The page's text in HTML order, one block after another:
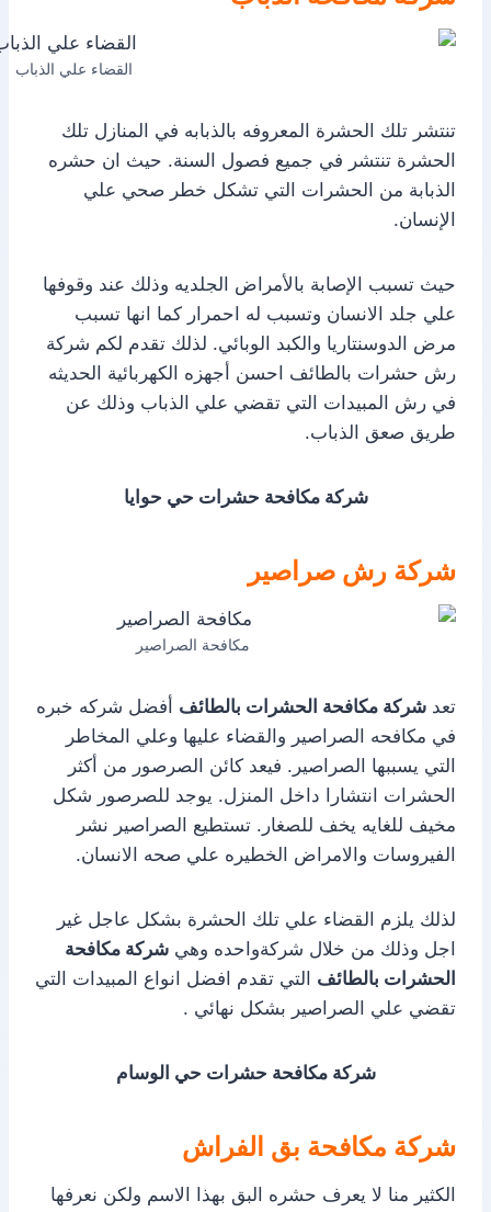
القضاء علي الذباب
تنتشر تلك الحشرة المعروفه بالذبابه في المنازل تلك
الحشرة تنتشر في جميع فصول السنة. حيث ان حشره
الذبابة من الحشرات التي تشكل خطر صحي علي
الإنسان.
حيث تسبب الإصابة بالأمراض الجلديه وذلك عند وقوفها
علي جلد الانسان وتسبب له احمرار كما انها تسبب
مرض الدوسنتاريا والكبد الوبائي. لذلك تقدم لكم شركة
رش حشرات بالطائف احسن أجهزه الكهربائية الحديثه
في رش المبيدات التي تقضي علي الذباب وذلك عن
طريق صعق الذباب.
شركة مكافحة حشرات حي حوايا
شركة رش صراصير
مكافحة الصراصير
تعد شركة مكافحة الحشرات بالطائف أفضل شركه خبره
في مكافحه الصراصير والقضاء عليها وعلي المخاطر
التي يسببها الصراصير. فيعد كائن الصرصور من أكثر
الحشرات انتشارا داخل المنزل. يوجد للصرصور شكل
مخيف للغايه يخف للصغار. تستطيع الصراصير نشر
الفيروسات والامراض الخطيره علي صحه الانسان.
لذلك يلزم القضاء علي تلك الحشرة بشكل عاجل غير
اجل وذلك من خلال شركةواحده وهي شركة مكافحة
الحشرات بالطائف التي تقدم افضل انواع المبيدات التي
تقضي علي الصراصير بشكل نهائي .
شركة مكافحة حشرات حي الوسام
شركة مكافحة بق الفراش
الكثير منا لا يعرف حشره البق بهذا الاسم ولكن نعرفها